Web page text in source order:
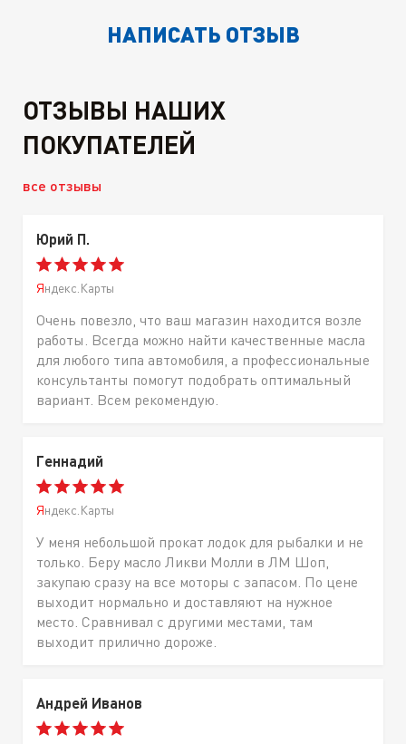
НАПИСАТЬ ОТЗЫВ
ОТЗЫВЫ НАШИХ
ПОКУПАТЕЛЕЙ
все отзывы
Юрий П.
Яндекс.Карты
Очень повезло, что ваш магазин находится возле
работы. Всегда можно найти качественные масла
для любого типа автомобиля, а профессиональные
консультанты помогут подобрать оптимальный
вариант. Всем рекомендую.
Геннадий
Яндекс.Карты
У меня небольшой прокат лодок для рыбалки и не
только. Беру масло Ликви Молли в ЛМ Шоп,
закупаю сразу на все моторы с запасом. По цене
выходит нормально и доставляют на нужное
место. Сравнивал с другими местами, там
выходит прилично дороже.
Андрей Иванов